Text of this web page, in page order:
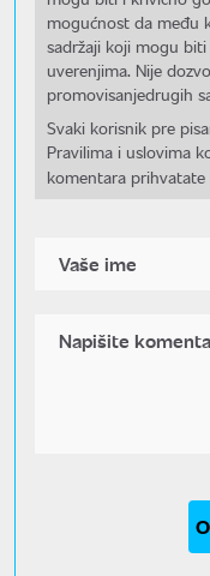
mogućnost da među
sadržaji koji mogu
uverenjima. Nije
promovisanjedrugih
Svaki korisnik pre
Pravilima i uslovima
komentara prihvatate